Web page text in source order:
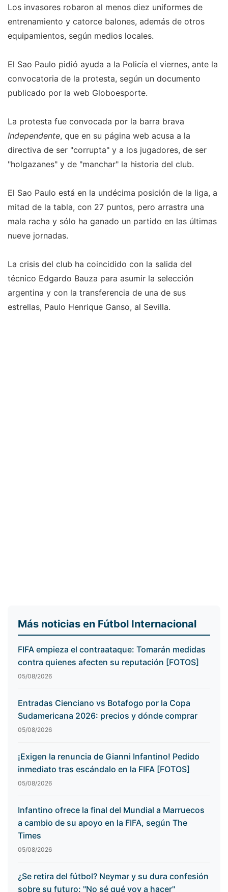
Los invasores robaron al menos diez uniformes de
entrenamiento y catorce balones, además de otros
equipamientos, según medios locales.
El Sao Paulo pidió ayuda a la Policía el viernes, ante la
convocatoria de la protesta, según un documento
publicado por la web Globoesporte.
La protesta fue convocada por la barra brava
Independente, que en su página web acusa a la
directiva de ser "corrupta" y a los jugadores, de ser
"holgazanes" y de "manchar" la historia del club.
El Sao Paulo está en la undécima posición de la liga, a
mitad de la tabla, con 27 puntos, pero arrastra una
mala racha y sólo ha ganado un partido en las últimas
nueve jornadas.
La crisis del club ha coincidido con la salida del
técnico Edgardo Bauza para asumir la selección
argentina y con la transferencia de una de sus
estrellas, Paulo Henrique Ganso, al Sevilla.
Más noticias en Fútbol Internacional
FIFA empieza el contraataque: Tomarán medidas
contra quienes afecten su reputación [FOTOS]
05/08/2026
Entradas Cienciano vs Botafogo por la Copa
Sudamericana 2026: precios y dónde comprar
05/08/2026
¡Exigen la renuncia de Gianni Infantino! Pedido
inmediato tras escándalo en la FIFA [FOTOS]
05/08/2026
Infantino ofrece la final del Mundial a Marruecos
a cambio de su apoyo en la FIFA, según The
Times
05/08/2026
¿Se retira del fútbol? Neymar y su dura confesión
sobre su futuro: "No sé qué voy a hacer"